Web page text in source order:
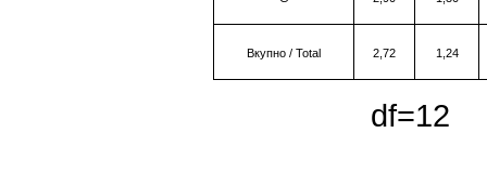
Вкупно / Total 2,72 1,24